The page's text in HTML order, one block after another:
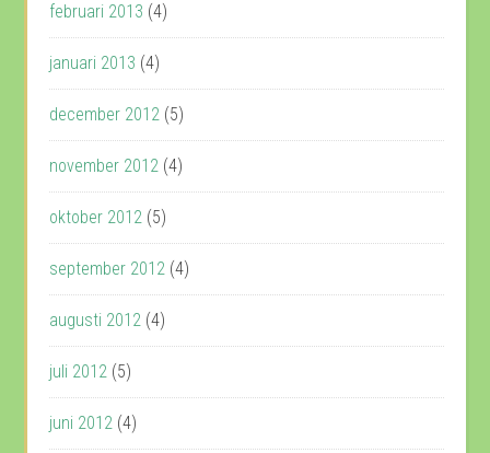
februari 2013 (4)
januari 2013 (4)
december 2012 (5)
november 2012 (4)
oktober 2012 (5)
september 2012 (4)
augusti 2012 (4)
juli 2012 (5)
juni 2012 (4)